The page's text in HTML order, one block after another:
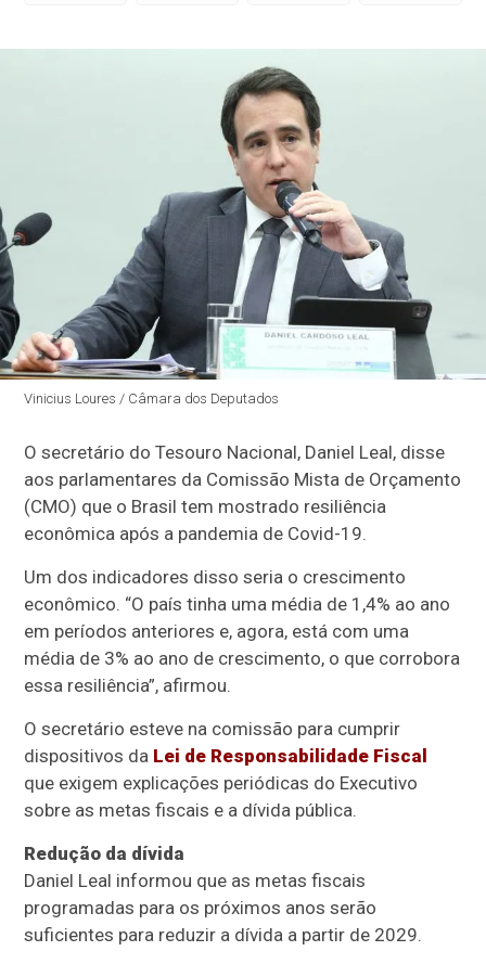
Vinicius Loures / Câmara dos Deputados
O secretário do Tesouro Nacional, Daniel Leal, disse
aos parlamentares da Comissão Mista de Orçamento
(CMO) que o Brasil tem mostrado resiliência
econômica após a pandemia de Covid-19.
Um dos indicadores disso seria o crescimento
econômico. “O país tinha uma média de 1,4% ao ano
em períodos anteriores e, agora, está com uma
média de 3% ao ano de crescimento, o que corrobora
essa resiliência”, afirmou.
O secretário esteve na comissão para cumprir
dispositivos da Lei de Responsabilidade Fiscal
que exigem explicações periódicas do Executivo
sobre as metas fiscais e a dívida pública.
Redução da dívida
Daniel Leal informou que as metas fiscais
programadas para os próximos anos serão
suficientes para reduzir a dívida a partir de 2029.